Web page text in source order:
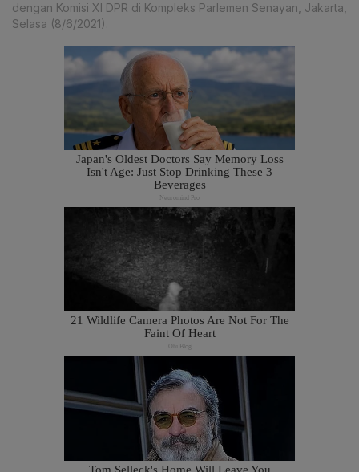
dengan Komisi XI DPR di Kompleks Parlemen Senayan, Jakarta,
Selasa (8/6/2021).